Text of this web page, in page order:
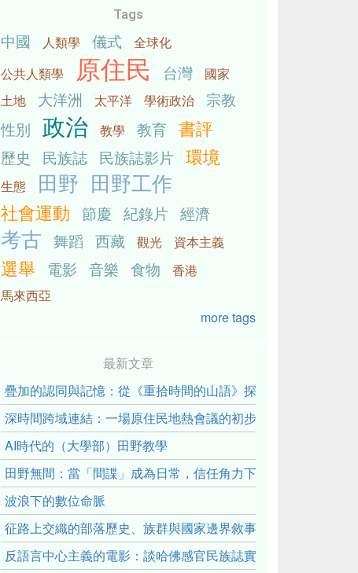
Tags
中國 人類學 儀式
全球化
公共人類學
原住民 台灣
國家
土地
大洋洲 太平洋 學術政治
宗教
性別 政治 教學 教育 書評
歷史 民族誌 民族誌影片 環境
生態 田野 田野工作
社會運動 節慶 紀錄片 經濟
考古 舞蹈 西藏 觀光 資本主義
選舉 電影 音樂 食物
香港
馬來西亞
more tags
最新文章
疊加的認同與記憶：從《重拾時間的山語》探討「我們的」立
深時間跨域連結：一場原住民地熱會議的初步觀察
AI時代的（大學部）田野教學
田野無間：當「間諜」成為日常，信任角力下的情感伏流
波浪下的數位命脈
征路上交織的部落歷史、族群與國家邊界敘事： 《路有多長》
反語言中心主義的電影：談哈佛感官民族誌實驗室